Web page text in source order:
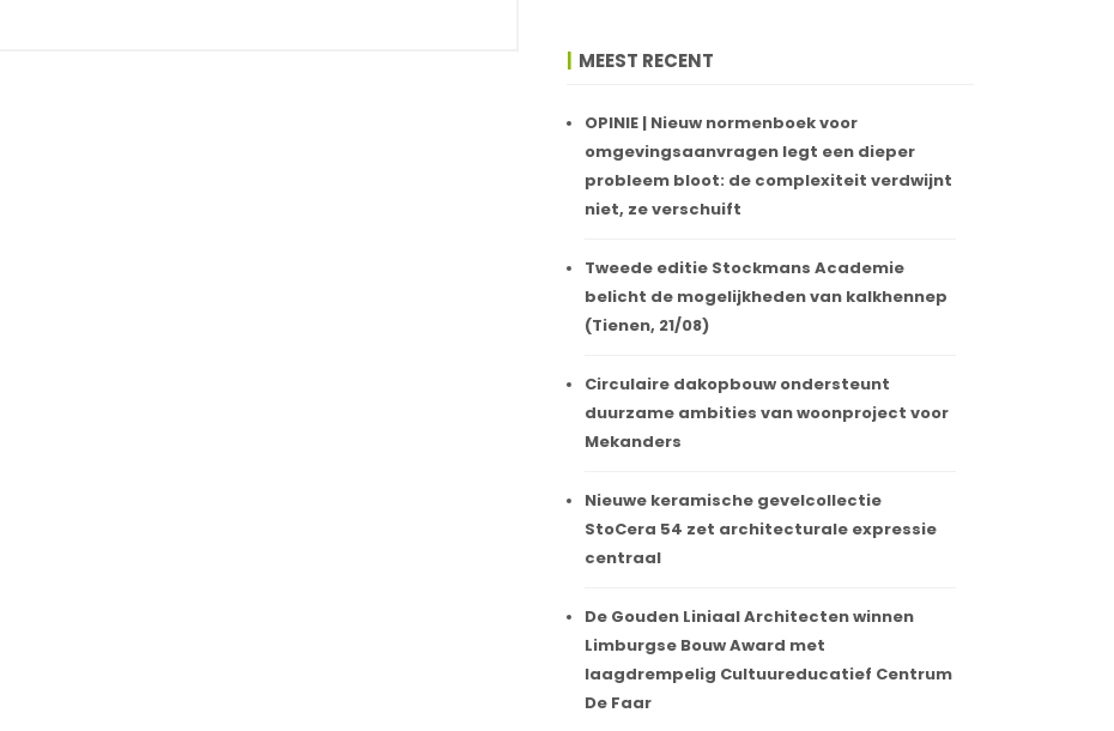
MEEST RECENT
OPINIE | Nieuw normenboek voor
omgevingsaanvragen legt een dieper
probleem bloot: de complexiteit verdwijnt
niet, ze verschuift
Tweede editie Stockmans Academie
belicht de mogelijkheden van kalkhennep
(Tienen, 21/08)
Circulaire dakopbouw ondersteunt
duurzame ambities van woonproject voor
Mekanders
Nieuwe keramische gevelcollectie
StoCera 54 zet architecturale expressie
centraal
De Gouden Liniaal Architecten winnen
Limburgse Bouw Award met
laagdrempelig Cultuureducatief Centrum
De Faar